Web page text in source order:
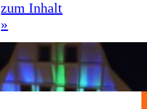
zum Inhalt
»